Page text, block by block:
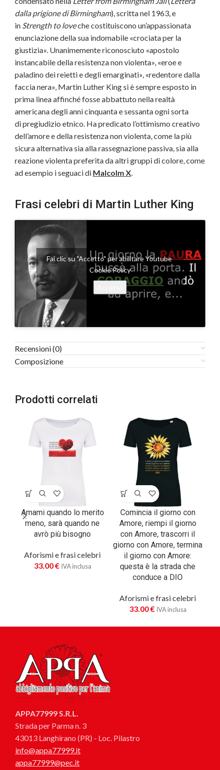
dalla prigione di Birmingham), scritta nel 1963, e
in Strength to loveche costituiscono un’appassionata
enunciazione della sua indomabile «crociata per la
giustizia». Unanimemente riconosciuto «apostolo
instancabile della resistenza non violenta», «eroe e
paladino dei reietti e degli emarginati», «redentore dalla
faccia nera», Martin Luther King si è sempre esposto in
prima linea affinché fosse abbattuto nella realtà
americana degli anni cinquanta e sessanta ogni sorta
di pregiudizio etnico. Ha predicato l’ottimismo creativo
dell’amore e della resistenza non violenta, come la più
sicura alternativa sia alla rassegnazione passiva, sia alla
reazione violenta preferita da altri gruppi di colore, come
ad esempio i seguaci di Malcolm X
Frasi celebri di Martin Luther King
Fai clic su "Accetto" per abilitare Youtube
Cookie Policy
Recensioni (0)
Composizione
Prodotti correlati
Amami quando lo merito
meno, sarà quando ne
avrò più bisogno
Aforismi e frasi celebri
33.00€ IVA inclusa
Comincia il giorno con
Amore, riempi il giorno
con Amore, trascorri il
giorno con Amore, termina
il giorno con Amore:
questa è la strada che
conduce a DIO
Aforismi e frasi celebri
33.00€ IVA inclusa
APPA77999 S.R.L.
Strada per Parma n. 3
43013 Langhirano (PR) - Loc. Pilastro
info@appa77999.it
appa77999@pec.it